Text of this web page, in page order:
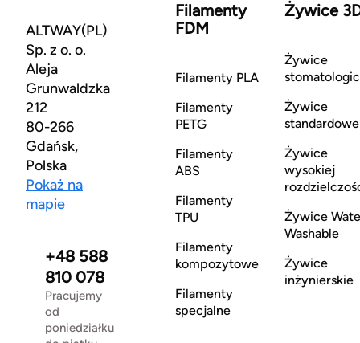
ALTWAY(PL)
Sp. z o. o.
Aleja
Grunwaldzka
212
80-266
Gdańsk,
Polska
Pokaż na
mapie
+48 588
810 078
Pracujemy
od
poniedziałku
Filamenty
FDM
Filamenty PLA
Filamenty
PETG
Filamenty
ABS
Filamenty
TPU
Filamenty
kompozytowe
Filamenty
specjalne
Żywice
Żywice
Żywice
standardowe
Żywice
wysokiej
Żywice
Washable
Żywice
inżynierskie